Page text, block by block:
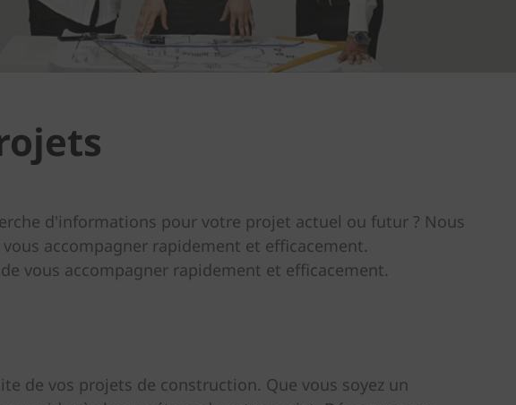
d'informations pour votre projet actuel ou futur ? Nous
accompagner rapidement et efficacement.
vous accompagner rapidement et efficacement.
de vos projets de construction. Que vous soyez un